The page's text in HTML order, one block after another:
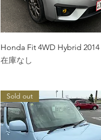
クイックビュー
Honda Fit 4WD Hybrid 2014
在庫なし
Sold out